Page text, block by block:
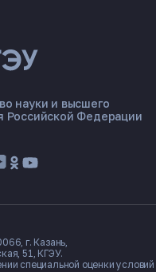
ЭНЕРГОКОД — ПОМОЩНИК
📋 Приёмная
🏠 Общежитие
науки и высшего
Российской Федерации
г. Казань,
51, КГЭУ.
специальной оценки